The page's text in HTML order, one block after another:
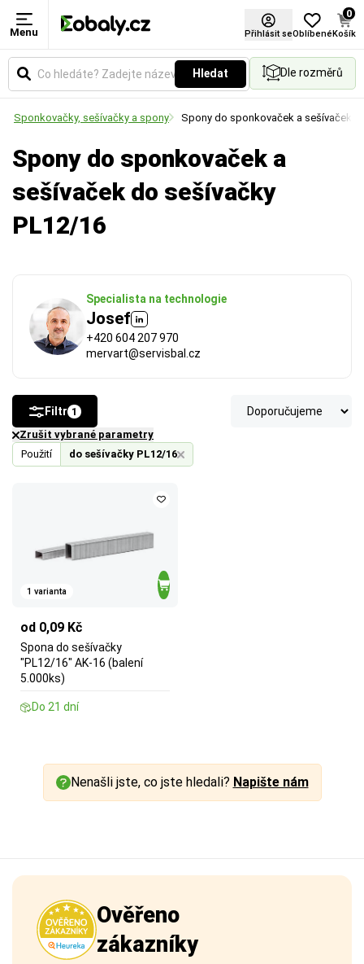
Menu Přihlásit seOblíbené
0
Košík
Hledat Dle rozměrů
Sponkovačky, sešívačky a spony Spony do sponkovaček a sešívaček
Spony do sponkovaček a
sešívaček do sešívačky
PL12/16
Specialista na technologie
Josef
+420 604 207 970
mervart@servisbal.cz
Použití do sešívačky PL12/16
Zrušit vybrané parametry
Filtr 1
1 varianta
od 0,09 Kč
Spona do sešívačky
"PL12/16" AK-16 (balení
5.000ks)
Do 21 dní
Nenašli jste, co jste hledali? Napište nám
Ověřeno
zákazníky
Použití
Určuje způsob aplikace fólie. Vyberte si variantu